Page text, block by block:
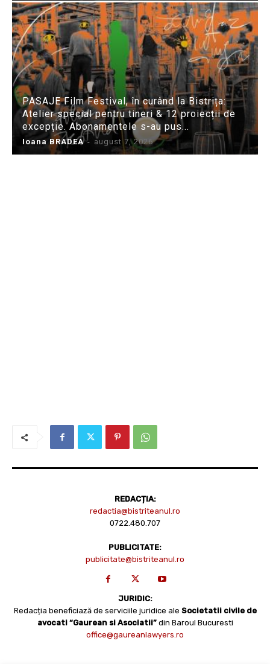
PASAJE Film Festival, în curând la Bistrița:
Atelier special pentru tineri & 12 proiecții de
excepție. Abonamentele s-au pus...
Ioana BRADEA - august 7, 2026
REDACȚIA:
redactia@bistriteanul.ro
0722.480.707
PUBLICITATE:
publicitate@bistriteanul.ro
JURIDIC:
Redacția beneficiază de serviciile juridice ale Societatii civile de
avocati “Gaurean si Asociatii” din Baroul Bucuresti
office@gaureanlawyers.ro